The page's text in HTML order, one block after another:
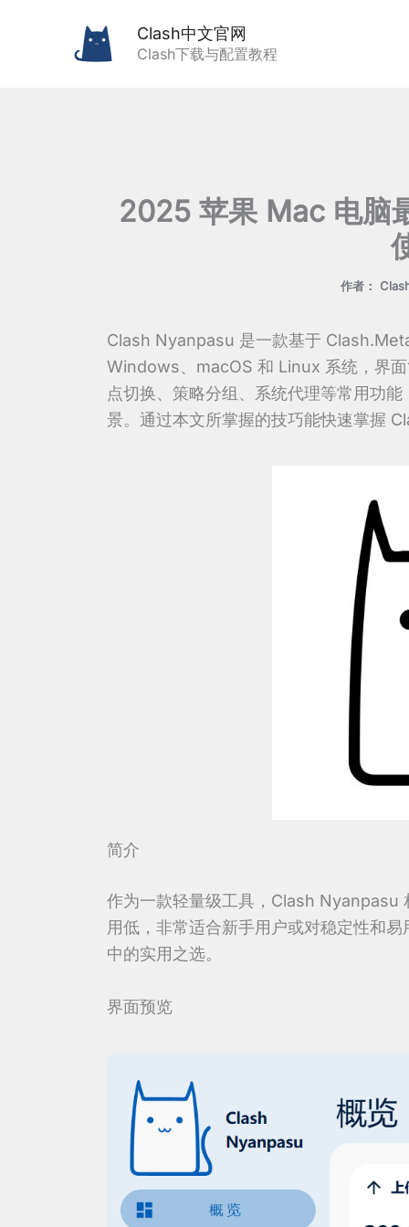
Clash中文官网
Clash下载与配置教程
2025 苹果 Mac 电脑
作者：
Clash Nyanpasu 是一款基于
Windows、macOS 和 Linux 系统，界
点切换、策略分组、系统代理等常用功
景。通过本文所掌握的技巧能快速掌握
简介
作为一款轻量级工具，Clash
用低，非常适合新手用户或对稳定性和
中的实用之选。
界面预览